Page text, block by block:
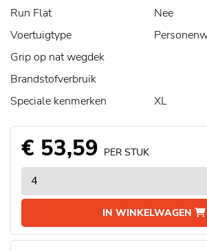
Run Flat
Nee
Voertuigtype
Grip op nat wegdek
Brandstofverbruik
Speciale kenmerken
XL
€ 53,59 PER STUK
IN WINKELWAGEN